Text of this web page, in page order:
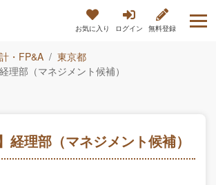
お気に入り ログイン 無料登録
・FP&A
東京都
理部（マネジメント候補）
経理部（マネジメント候補）